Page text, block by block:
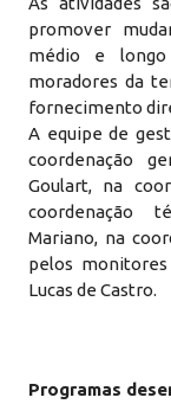
promover
médio e longo
moradores da
fornecimento
A equipe de
coordenação
Goulart, na
coordenação
Mariano, na
pelos
Lucas de Castro.
Programas